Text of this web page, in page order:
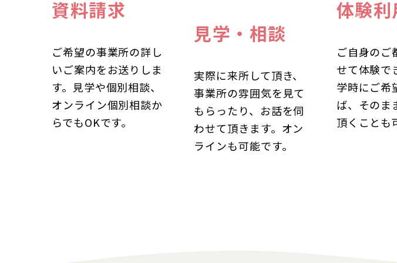
資料請求
ご希望の事業所の詳し
いご案内をお送りしま
す。見学や個別相談、
オンライン個別相談か
らでもOKです。
見学・相談
実際に来所して頂き、
事業所の雰囲気を見て
もらったり、お話を伺
わせて頂きます。オン
ラインも可能です。
体験利
ご自身のご
せて体験で
学時にご希
ば、そのま
頂くことも